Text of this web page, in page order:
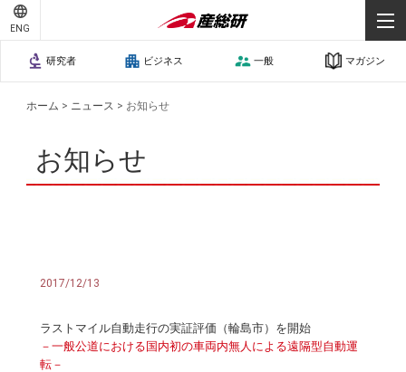
ENG
研究者 ビジネス 一般 マガジン
ホーム > ニュース > お知らせ
お知らせ
2017/12/13
ラストマイル自動走行の実証評価（輪島市）を開始
－一般公道における国内初の車両内無人による遠隔型自動運
転－